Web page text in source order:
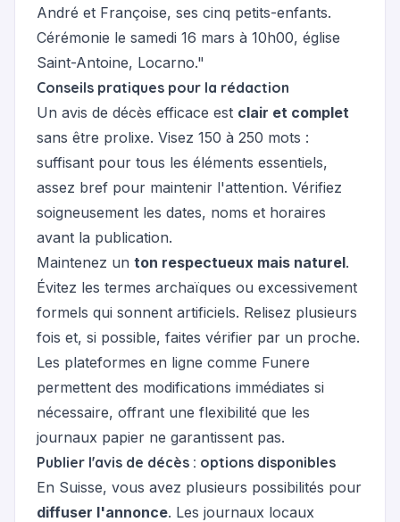
André et Françoise, ses cinq petits-enfants.
Cérémonie le samedi 16 mars à 10h00, église
Saint-Antoine, Locarno."
Conseils pratiques pour la rédaction
Un avis de décès efficace est clair et complet
sans être prolixe. Visez 150 à 250 mots :
suffisant pour tous les éléments essentiels,
assez bref pour maintenir l'attention. Vérifiez
soigneusement les dates, noms et horaires
avant la publication.
Maintenez un ton respectueux mais naturel.
Évitez les termes archaïques ou excessivement
formels qui sonnent artificiels. Relisez plusieurs
fois et, si possible, faites vérifier par un proche.
Les plateformes en ligne comme Funere
permettent des modifications immédiates si
nécessaire, offrant une flexibilité que les
journaux papier ne garantissent pas.
Publier l'avis de décès : options disponibles
En Suisse, vous avez plusieurs possibilités pour
diffuser l'annonce. Les journaux locaux